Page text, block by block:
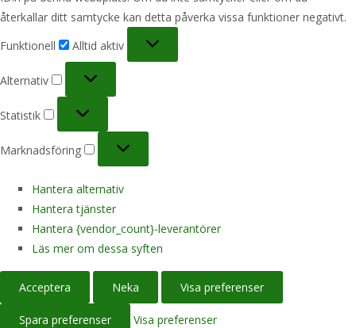
återkallar ditt samtycke kan detta påverka vissa funktioner negativt.
Funktionell
Alltid aktiv
Alternativ
Statistik
Marknadsföring
Hantera alternativ
Hantera tjänster
Hantera {vendor_count}-leverantörer
Läs mer om dessa syften
Acceptera Neka Visa preferenser
Spara preferenser Visa preferenser